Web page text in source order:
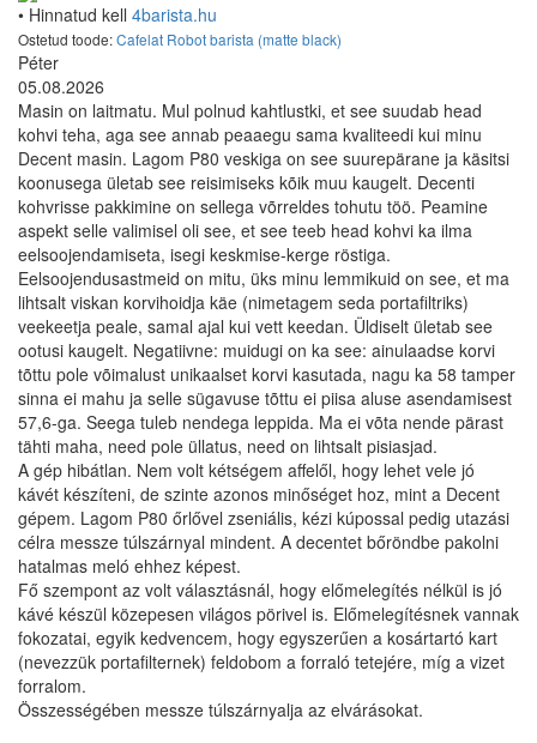
• Hinnatud kell 4barista.hu
Ostetud toode:Cafelat Robot barista (matte black)
Péter
05.08.2026
Masin on laitmatu. Mul polnud kahtlustki, et see suudab head
kohvi teha, aga see annab peaaegu sama kvaliteedi kui minu
Decent masin. Lagom P80 veskiga on see suurepärane ja käsitsi
koonusega ületab see reisimiseks kõik muu kaugelt. Decenti
kohvrisse pakkimine on sellega võrreldes tohutu töö. Peamine
aspekt selle valimisel oli see, et see teeb head kohvi ka ilma
eelsoojendamiseta, isegi keskmise-kerge röstiga.
Eelsoojendusastmeid on mitu, üks minu lemmikuid on see, et ma
lihtsalt viskan korvihoidja käe (nimetagem seda portafiltriks)
veekeetja peale, samal ajal kui vett keedan. Üldiselt ületab see
ootusi kaugelt. Negatiivne: muidugi on ka see: ainulaadse korvi
tõttu pole võimalust unikaalset korvi kasutada, nagu ka 58 tamper
sinna ei mahu ja selle sügavuse tõttu ei piisa aluse asendamisest
57,6-ga. Seega tuleb nendega leppida. Ma ei võta nende pärast
tähti maha, need pole üllatus, need on lihtsalt pisiasjad.
A gép hibátlan. Nem volt kétségem affelől, hogy lehet vele jó
kávét készíteni, de szinte azonos minőséget hoz, mint a Decent
gépem. Lagom P80 őrlővel zseniális, kézi kúpossal pedig utazási
célra messze túlszárnyal mindent. A decentet bőröndbe pakolni
hatalmas meló ehhez képest.
Fő szempont az volt választásnál, hogy előmelegítés nélkül is jó
kávé készül közepesen világos pörivel is. Előmelegítésnek vannak
fokozatai, egyik kedvencem, hogy egyszerűen a kosártartó kart
(nevezzük portafilternek) feldobom a forraló tetejére, míg a vizet
forralom.
Összességében messze túlszárnyalja az elvárásokat.